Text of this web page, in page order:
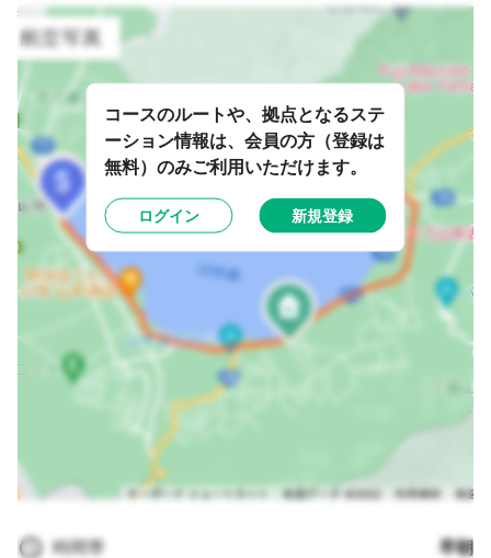
時間帯 早朝
コースのルートや、拠点となるステ
ーション情報は、会員の方（登録は
無料）のみご利用いただけます。
ログイン 新規登録